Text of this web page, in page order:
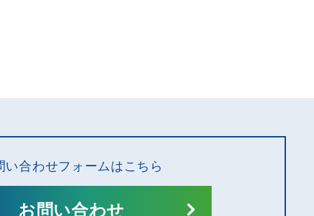
い合わせフォームはこちら
お問い合わせ